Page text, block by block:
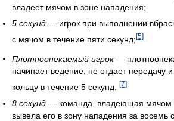
владеет мячом в зоне нападения;
5 секунд — игрок при выполнении
с мячом в течение пяти секунд;[5]
Плотноопекаемый игрок —
начинает ведение, не отдает передачу
кольцу в течение 5 секунд.
[7]
8 секунд — команда, владеющая мячом
вывела его в зону нападения за восемь